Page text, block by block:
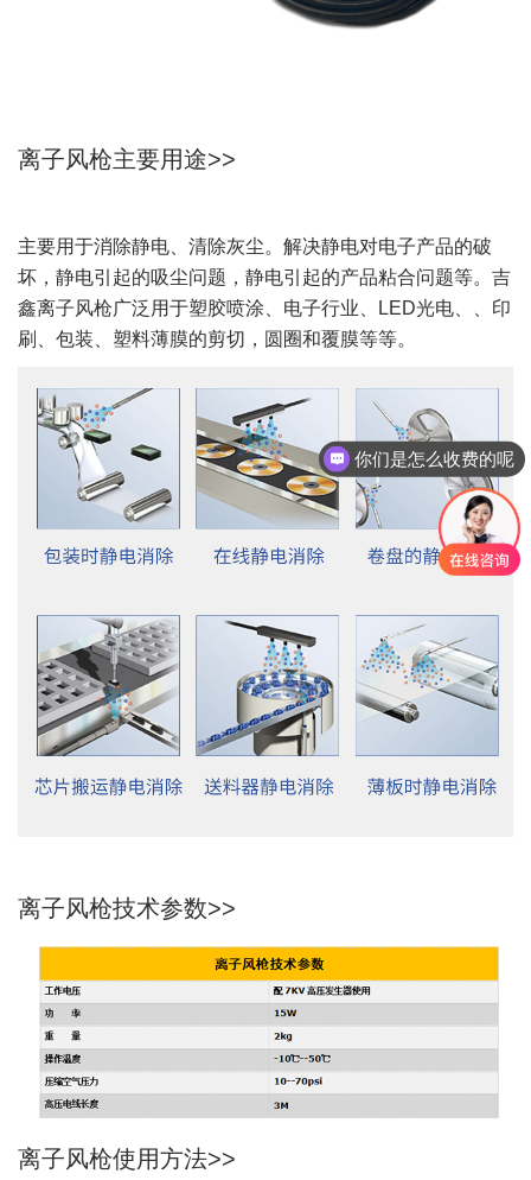
离子风枪主要用途>>
主要用于消除静电、清除灰尘。解决静电对电子产品的破
坏，静电引起的吸尘问题，静电引起的产品粘合问题等。吉
鑫离子风枪广泛用于塑胶喷涂、电子行业、LED光电、、印
刷、包装、塑料薄膜的剪切，圆圈和覆膜等等。
离子风枪技术参数>>
离子风枪使用方法>>
你们是怎么收费的呢